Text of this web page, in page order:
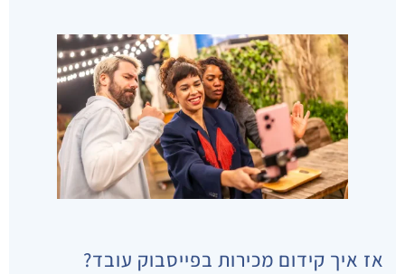
אז איך קידום מכירות בפייסבוק עובד?